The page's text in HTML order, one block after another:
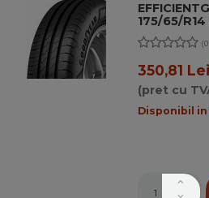
175/65/
350,81
(pret cu
Disponibil in